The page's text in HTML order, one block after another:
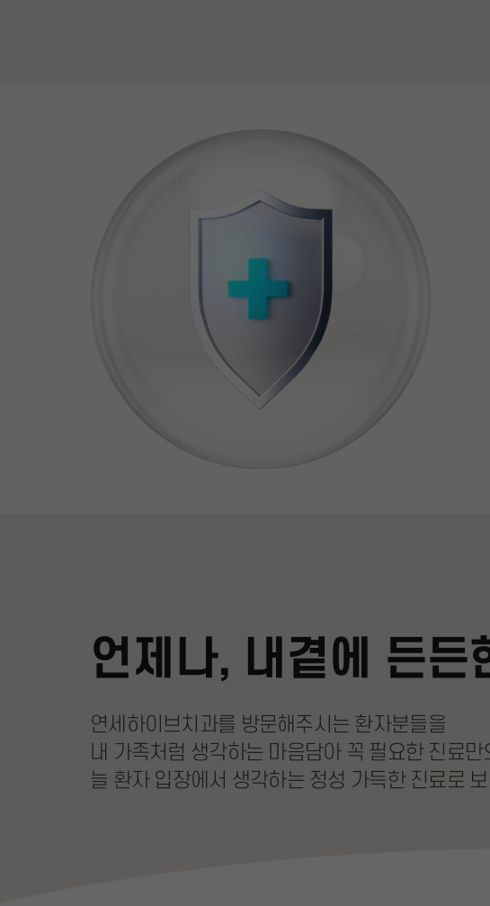
언제나, 내곁에 든든
연세하이브치과를 방문해주시는 환자분들을
내 가족처럼 생각하는 마음담아 꼭 필요한 진료만
늘 환자 입장에서 생각하는 정성 가득한 진료로